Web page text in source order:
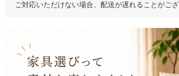
ご対応いただけない場合、配送が遅れることがござ